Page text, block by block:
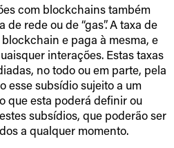
com blockchains também
rede ou de “gas”. A taxa de
e paga à mesma, e
interações. Estas taxas
no todo ou em parte, pela
esse subsídio sujeito a um
que esta poderá definir ou
subsídios, que poderão ser
a qualquer momento.